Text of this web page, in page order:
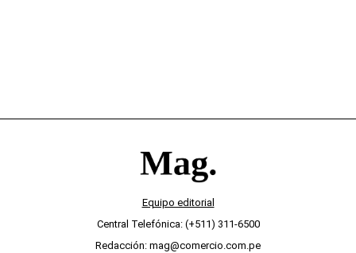
Equipo editorial
Central Telefónica: (+511) 311-6500
Redacción: mag@comercio.com.pe